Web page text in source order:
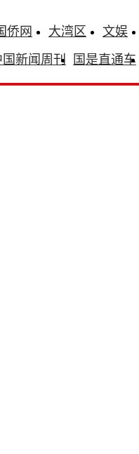
侨网 大湾区 文娱
国新闻周刊 国是直通车